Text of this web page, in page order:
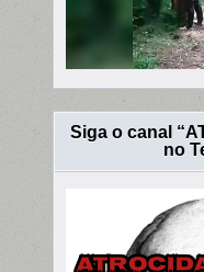
Siga o canal
no